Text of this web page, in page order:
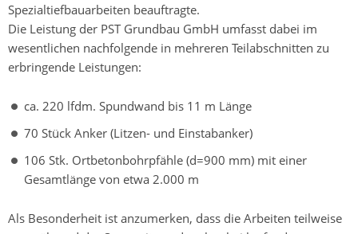
Spezialtiefbauarbeiten beauftragte.
Die Leistung der PST Grundbau GmbH umfasst dabei im
wesentlichen nachfolgende in mehreren Teilabschnitten zu
erbringende Leistungen:
ca. 220 lfdm. Spundwand bis 11 m Länge
70 Stück Anker (Litzen- und Einstabanker)
106 Stk. Ortbetonbohrpfähle (d=900 mm) mit einer
Gesamtlänge von etwa 2.000 m
Als Besonderheit ist anzumerken, dass die Arbeiten teilweise